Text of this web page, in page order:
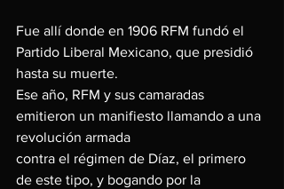
Fue allí donde en 1906 RFM fundó el
Partido Liberal Mexicano, que presidió
hasta su muerte.
Ese año, RFM y sus camaradas
emitieron un manifiesto llamando a una
revolución armada
contra el régimen de Díaz, el primero
de este tipo, y bogando por la